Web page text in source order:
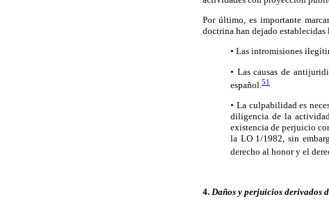
Por último, es importante
doctrina han dejado establecidas
• Las intromisiones
• Las causas de
español. 51
• La culpabilidad es
diligencia de la
existencia de perjuicio
la LO 1/1982, sin
derecho al honor y el
4. Daños y perjuicios derivados